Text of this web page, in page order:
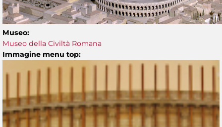
Museo:
Museo della Civiltà Romana
Immagine menu top: